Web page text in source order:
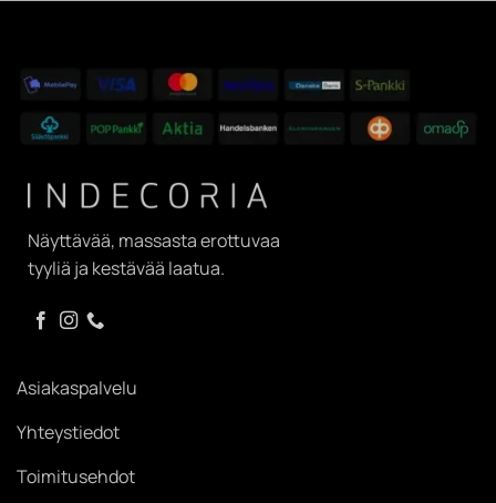
Näyttävää, massasta erottuvaa
tyyliä ja kestävää laatua.
Asiakaspalvelu
Yhteystiedot
Toimitusehdot